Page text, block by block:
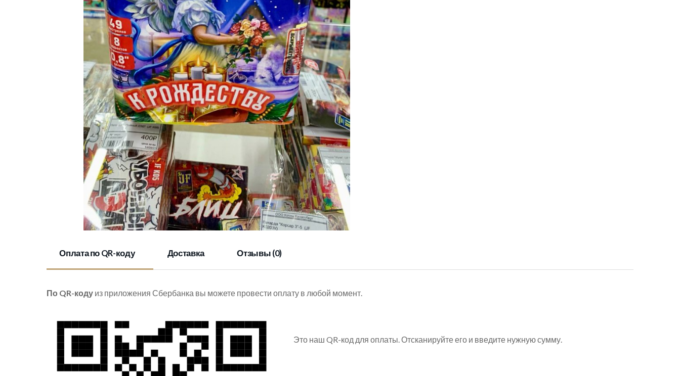
Оплата по QR-коду Доставка Отзывы (0)
По QR-коду из приложения Сбербанка вы можете провести оплату в любой момент.
Это наш QR-код для оплаты. Отсканируйте его и введите нужную сумму.